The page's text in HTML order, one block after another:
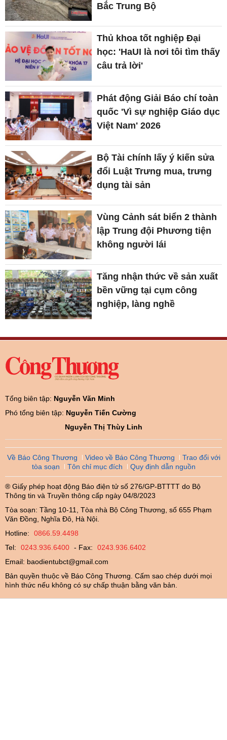
Bắc Trung Bộ
Thủ khoa tốt nghiệp Đại
học: 'HaUI là nơi tôi tìm thấy
câu trả lời'
Phát động Giải Báo chí toàn
quốc 'Vì sự nghiệp Giáo dục
Việt Nam' 2026
Bộ Tài chính lấy ý kiến sửa
đổi Luật Trưng mua, trưng
dụng tài sản
Vùng Cảnh sát biển 2 thành
lập Trung đội Phương tiện
không người lái
Tăng nhận thức về sản xuất
bền vững tại cụm công
nghiệp, làng nghề
Tổng biên tập: Nguyễn Văn Minh
Phó tổng biên tập: Nguyễn Tiến Cường
Nguyễn Thị Thùy Linh
Về Báo Công Thương Video về Báo Công Thương
Trao đổi với
tòa soạn
Tôn chỉ mục đích Quy định dẫn nguồn
® Giấy phép hoạt động Báo điện tử số 276/GP-BTTTT do Bộ
Thông tin và Truyền thông cấp ngày 04/8/2023
Tòa soạn: Tầng 10-11, Tòa nhà Bộ Công Thương, số 655 Phạm
Văn Đồng, Nghĩa Đô, Hà Nội.
Hotline:
0866.59.4498
Tel:
0243.936.6400 - Fax:
0243.936.6402
Email: baodientubct@gmail.com
Bản quyền thuộc về Báo Công Thương. Cấm sao chép dưới mọi
hình thức nếu không có sự chấp thuận bằng văn bản.